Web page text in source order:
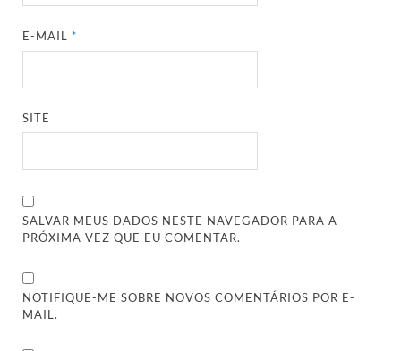
E-MAIL*
SITE
SALVAR MEUS DADOS NESTE NAVEGADOR PARA A
PRÓXIMA VEZ QUE EU COMENTAR.
NOTIFIQUE-ME SOBRE NOVOS COMENTÁRIOS POR E-
MAIL.